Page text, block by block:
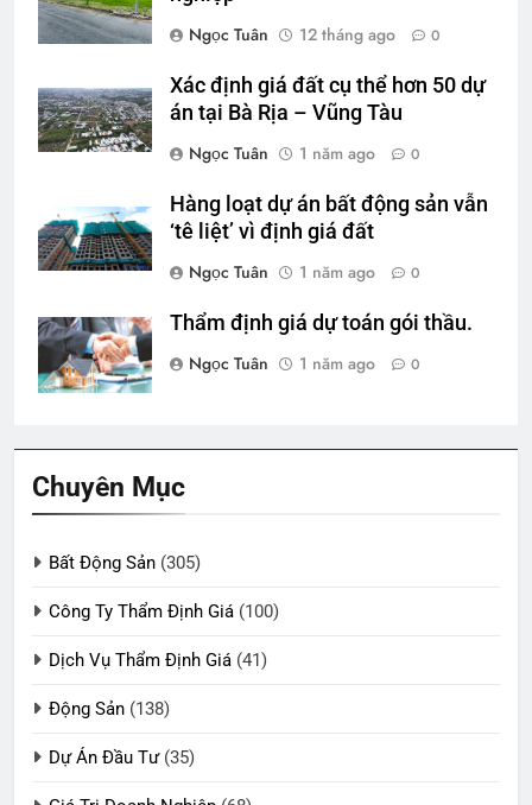
Ngọc Tuân
12 tháng ago 0
Xác định giá đất cụ thể hơn 50 dự
án tại Bà Rịa – Vũng Tàu
Ngọc Tuân
1 năm ago 0
Hàng loạt dự án bất động sản vẫn
‘tê liệt’ vì định giá đất
Ngọc Tuân
1 năm ago 0
Thẩm định giá dự toán gói thầu.
Ngọc Tuân
1 năm ago 0
Chuyên Mục
Bất Động Sản (305)
Công Ty Thẩm Định Giá (100)
Dịch Vụ Thẩm Định Giá (41)
Động Sản (138)
Dự Án Đầu Tư(35)